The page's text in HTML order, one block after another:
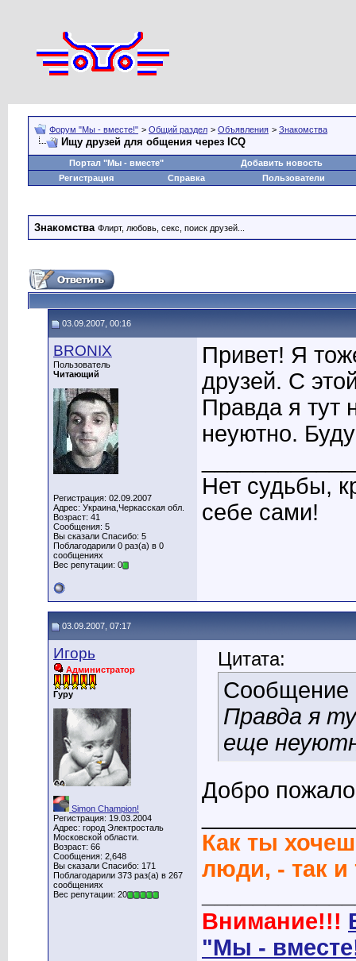
Форум "Мы - вместе!" > Общий раздел > Объявления > Знакомства
Ищу друзей для общения через ICQ
Портал "Мы - вместе"
Добавить новость
Регистрация
Справка Пользователи
Знакомства Флирт, любовь, секс, поиск друзей...
03.09.2007, 00:16
BRONIX
Пользователь
Читающий
Регистрация: 02.09.2007
Адрес: Украина,Черкасская обл.
Возраст: 41
Сообщения: 5
Вы сказали Спасибо: 5
Поблагодарили 0 раз(а) в 0
сообщениях
Вес репутации: 0
Привет! Я
друзей. С
Правда я тут
неуютно.
Нет судьбы,
себе сами!
03.09.2007, 07:17
Игорь
Администратор
Гуру
Simon Champion!
Регистрация: 19.03.2004
Адрес: город Электросталь
Московской области.
Возраст: 66
Сообщения: 2,648
Вы сказали Спасибо: 171
Поблагодарили 373 раз(а) в 267
сообщениях
Вес репутации: 20
Цитата:
Сообщение
Правда я
еще
Добро
Как ты
люди, - так
Внимание!!!
"Мы -